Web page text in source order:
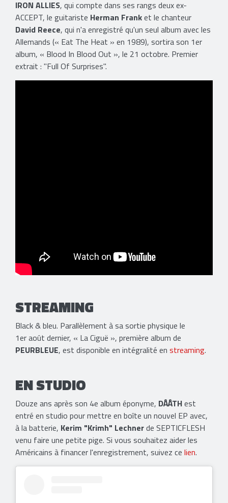
IRON ALLIES, qui compte dans ses rangs deux ex-
ACCEPT, le guitariste Herman Franket le chanteur
David Reece, qui n'a enregistré qu'un seul album avec les
Allemands (« Eat The Heat » en 1989), sortira son 1er
album, « Blood In Blood Out », le 21 octobre. Premier
extrait : "Full Of Surprises".
STREAMING
Black & bleu. Parallèlement à sa sortie physique le
1er août dernier, « La Ciguë », première album de
PEURBLEUE, est disponible en intégralité en streaming.
EN STUDIO
Douze ans après son 4e album éponyme, DÅÅTHest
entré en studio pour mettre en boîte un nouvel EP avec,
à la batterie, Kerim "Krimh" Lechnerde SEPTICFLESH
venu faire une petite pige. Si vous souhaitez aider les
Américains à financer l'enregistrement, suivez ce lien.